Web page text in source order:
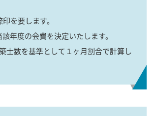
を要します。
年度の会費を決定いたします。
士数を基準として１ヶ月割合で計算し